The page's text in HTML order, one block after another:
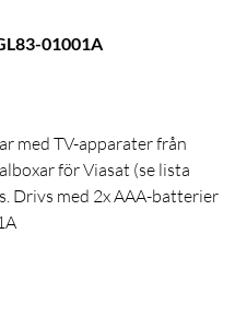
01001A
med TV-apparater från
för Viasat (se lista
Drivs med 2x AAA-batterier